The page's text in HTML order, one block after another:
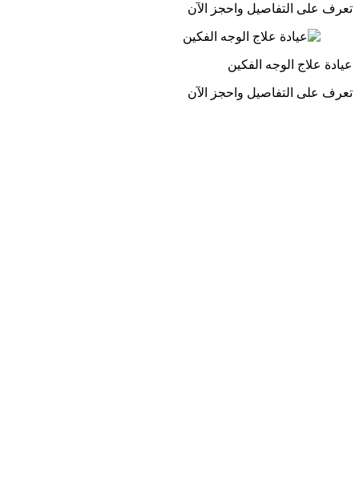
تعرف على التفاصيل واحجز الآن
عيادة علاج الوجه الفكين
تعرف على التفاصيل واحجز الآن